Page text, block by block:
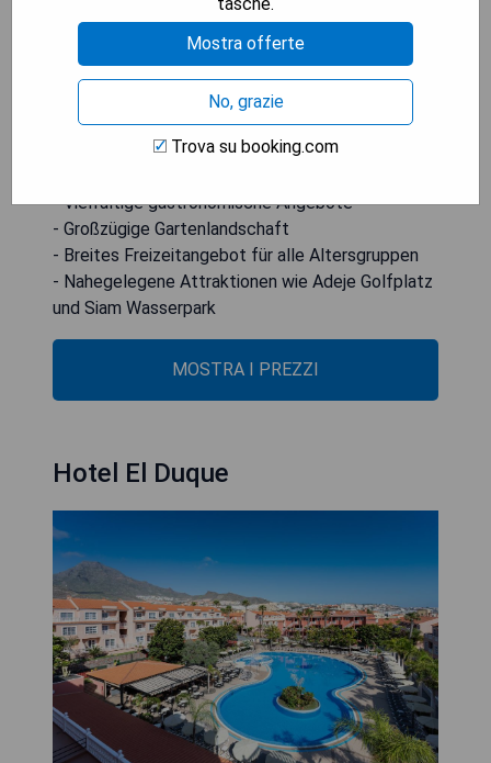
hinaus stehen 7 Bars zur Verfügung, darunter eine
Saftbar und eine Strandbar. Das Hotel bietet
zahlreiche Freizeitaktivitäten wie Aerobic-Kurse,
Walbeobachtungen sowie Tennisplätze und einen
Tischtennisbereich.
- Vielfältige gastronomische Angebote
- Großzügige Gartenlandschaft
- Breites Freizeitangebot für alle Altersgruppen
- Nahegelegene Attraktionen wie Adeje Golfplatz
und Siam Wasserpark
MOSTRA I PREZZI
Hotel El Duque
Mostra offerte
No, grazie
Trova su booking.com